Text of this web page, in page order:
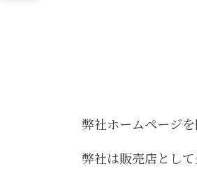
弊社ホームページ
弊社は販売店とし